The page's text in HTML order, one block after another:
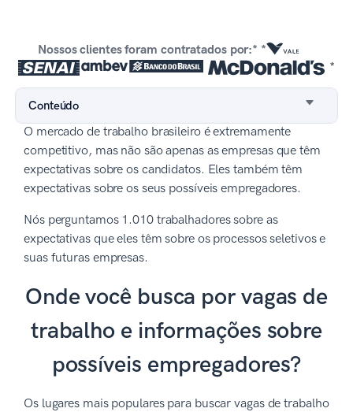
Nossos clientes foram contratados por:* *
*
Conteúdo
O mercado de trabalho brasileiro é extremamente
competitivo, mas não são apenas as empresas que têm
expectativas sobre os candidatos. Eles também têm
expectativas sobre os seus possíveis empregadores.
Nós perguntamos 1.010 trabalhadores sobre as
expectativas que eles têm sobre os processos seletivos e
suas futuras empresas.
Onde você busca por vagas de
trabalho e informações sobre
possíveis empregadores?
Os lugares mais populares para buscar vagas de trabalho